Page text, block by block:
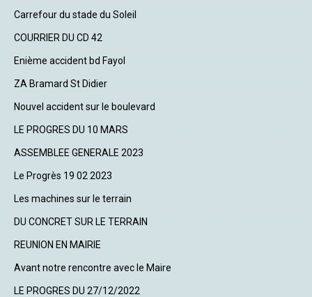
Carrefour du stade du Soleil
COURRIER DU CD 42
Enième accident bd Fayol
ZA Bramard St Didier
Nouvel accident sur le boulevard
LE PROGRES DU 10 MARS
ASSEMBLEE GENERALE 2023
Le Progrès 19 02 2023
Les machines sur le terrain
DU CONCRET SUR LE TERRAIN
REUNION EN MAIRIE
Avant notre rencontre avec le Maire
LE PROGRES DU 27/12/2022